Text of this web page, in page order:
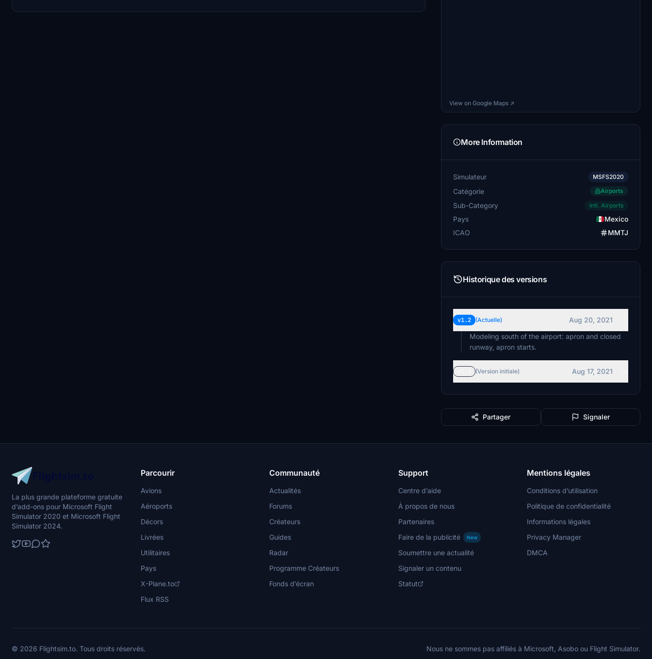
View on Google Maps ↗
More Information
Simulateur MSFS2020
Catégorie Airports
Sub-Category Intl. Airports
Pays
Mexico
ICAO
MMTJ
Historique des versions
v1.2 (Actuelle)
Aug 20, 2021
Modeling south of the airport: apron and closed
runway, apron starts.
(Version initiale) Aug 17, 2021
Partager Signaler
La plus grande plateforme gratuite
d’add-ons pour Microsoft Flight
Simulator 2020 et Microsoft Flight
Simulator 2024.
Parcourir
Avions
Aéroports
Décors
Livrées
Utilitaires
Pays
X-Plane.to
Flux RSS
Communauté
Actualités
Forums
Créateurs
Guides
Radar
Programme Créateurs
Fonds d’écran
Support
Centre d’aide
À propos de nous
Partenaires
Faire de la publicité
New
Soumettre une actualité
Signaler un contenu
Statut
Mentions légales
Conditions d’utilisation
Politique de confidentialité
Informations légales
Privacy Manager
DMCA
© 2026 Flightsim.to. Tous droits réservés. Nous ne sommes pas affiliés à Microsoft, Asobo ou Flight Simulator.